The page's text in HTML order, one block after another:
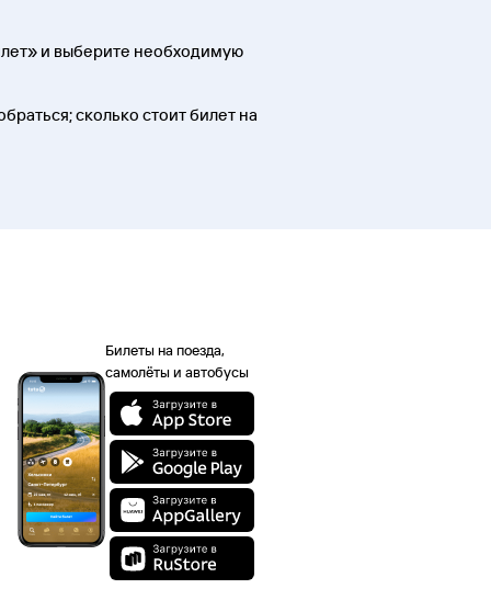
и выберите необходимую
сколько стоит билет на
Билеты на поезда,
самолёты и автобусы